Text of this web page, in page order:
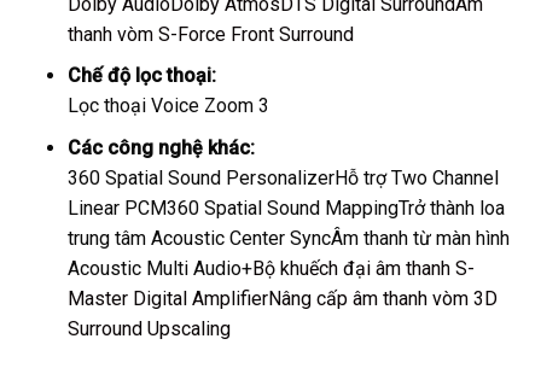
thanh vòm S-Force Front Surround
Chế độ lọc thoại:
Lọc thoại Voice Zoom 3
Các công nghệ khác:
360 Spatial Sound PersonalizerHỗ trợ Two Channel
Linear PCM360 Spatial Sound MappingTrở thành loa
trung tâm Acoustic Center SyncÂm thanh từ màn hình
Acoustic Multi Audio+Bộ khuếch đại âm thanh S-
Master Digital AmplifierNâng cấp âm thanh vòm 3D
Surround Upscaling